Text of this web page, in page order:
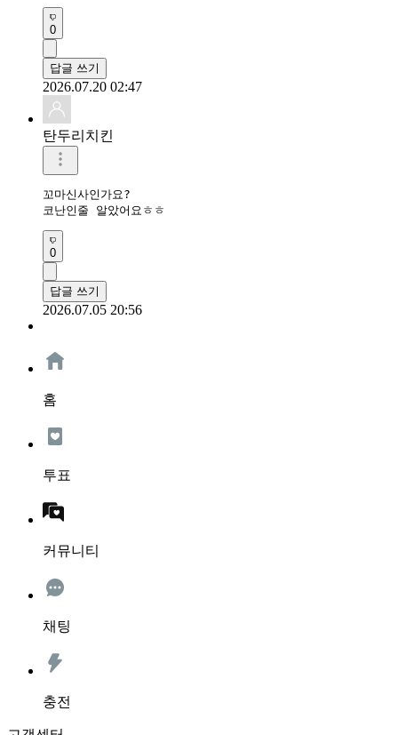
0
답글 쓰기
2026.07.20 02:47
탄두리치킨
꼬마신사인가요?
코난인줄 알았어요ㅎㅎ
0
답글 쓰기
2026.07.05 20:56
홈
투표
커뮤니티
채팅
충전